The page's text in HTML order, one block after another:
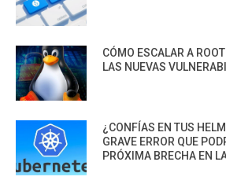
CÓMO ESCALAR A
LAS NUEVAS
¿CONFÍAS EN TUS
GRAVE ERROR QUE
PRÓXIMA BRECHA EN